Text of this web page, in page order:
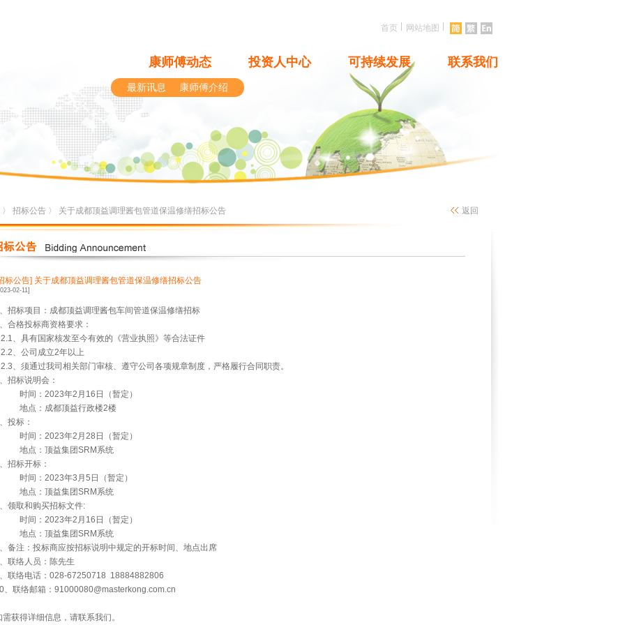
首页 网站地图
康师傅动态 投资人中心 可持续发展 联系我们
最新讯息 康师傅介绍
〉 招标公告 〉 关于成都顶益调理酱包管道保温修缮招标公告 返回
标公告] 关于成都顶益调理酱包管道保温修缮招标公告
02-11]
招标项目：成都顶益调理酱包车间管道保温修缮招标
合格投标商资格要求：
、具有国家核发至今有效的《营业执照》等合法证件
、公司成立2年以上
、须通过我司相关部门审核、遵守公司各项规章制度，严格履行合同职责。
招标说明会：
间：2023年2月16日（暂定）
点：成都顶益行政楼2楼
投标：
间：2023年2月28日（暂定）
点：顶益集团SRM系统
招标开标：
间：2023年3月5日（暂定）
点：顶益集团SRM系统
领取和购买招标文件:
间：2023年2月16日（暂定）
点：顶益集团SRM系统
备注：投标商应按招标说明中规定的开标时间、地点出席
联络人员：陈先生
联络电话：028-67250718 18884882806
、联络邮箱：91000080@masterkong.com.cn
需获得详细信息，请联系我们。